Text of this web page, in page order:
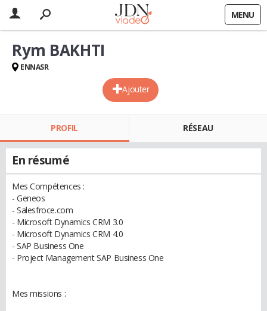
MENU
Ajouter
Rym BAKHTI
ENNASR
PROFIL RÉSEAU
En résumé
Mes Compétences :
- Geneos
- Salesfroce.com
- Microsoft Dynamics CRM 3.0
- Microsoft Dynamics CRM 4.0
- SAP Business One
- Project Management SAP Business One
Mes missions :